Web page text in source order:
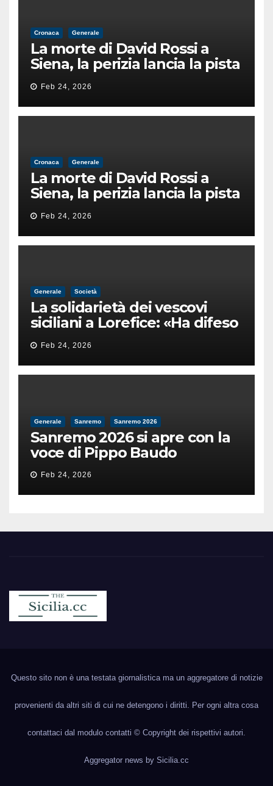
Cronaca Generale
La morte di David Rossi a
Siena, la perizia lancia la pista
di un’intimidazione finita
male
Feb 24, 2026
Cronaca Generale
La morte di David Rossi a
Siena, la perizia lancia la pista
di un’intimidazione finita
male
Feb 24, 2026
Generale Società
La solidarietà dei vescovi
siciliani a Lorefice: «Ha difeso
il valore e la dignità
dell’umanità»
Feb 24, 2026
Generale Sanremo Sanremo 2026
Sanremo 2026 si apre con la
voce di Pippo Baudo
Feb 24, 2026
Questo sito non è una testata giornalistica ma un aggregatore di notizie
provenienti da altri siti di cui ne detengono i diritti. Per ogni altra cosa
contattaci dal modulo contatti © Copyright dei rispettivi autori.
Aggregator news by Sicilia.cc